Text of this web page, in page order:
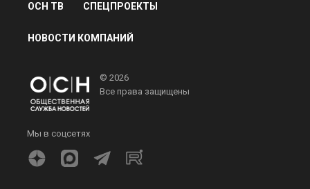
ОСН ТВ СПЕЦПРОЕКТЫ
НОВОСТИ КОМПАНИЙ
© 2026
Все права защищены
Мы в соцсетях